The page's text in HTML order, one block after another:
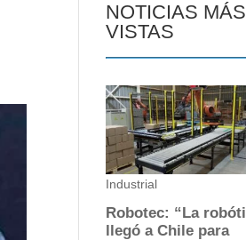
NOTICIAS MÁS
VISTAS